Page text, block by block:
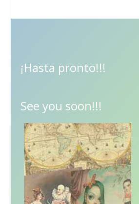
¡Hasta pronto!!!
See you soon!!!